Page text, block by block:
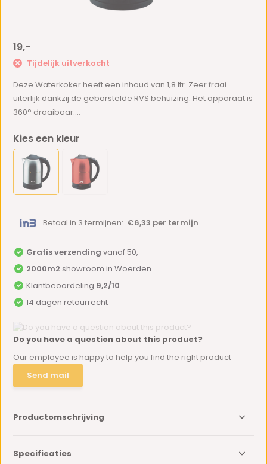
19,-
Tijdelijk uitverkocht
Deze Waterkoker heeft een inhoud van 1,8 ltr. Zeer fraai
uiterlijk dankzij de geborstelde RVS behuizing. Het apparaat is
360° draaibaar....
Kies een kleur
Betaal in 3 termijnen: €6,33 per termijn
Gratis verzending vanaf 50,-
2000m2 showroom in Woerden
Klantbeoordeling 9,2/10
14 dagen retourrecht
Do you have a question about this product?
Our employee is happy to help you find the right product
Send mail
Productomschrijving
Specificaties